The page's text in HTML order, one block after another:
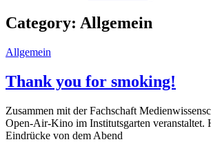
Category: Allgemein
Allgemein
Thank you for smoking!
Zusammen mit der Fachschaft
Open-Air-Kino im Institutsgarten veranstaltet.
Eindrücke von dem Abend